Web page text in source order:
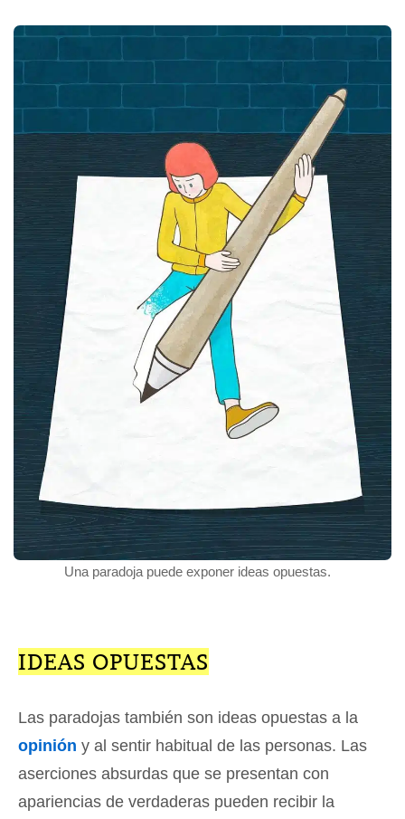
Una paradoja puede exponer ideas opuestas.
IDEAS OPUESTAS
Las paradojas también son ideas opuestas a la
opinión y al sentir habitual de las personas. Las
aserciones absurdas que se presentan con
apariencias de verdaderas pueden recibir la